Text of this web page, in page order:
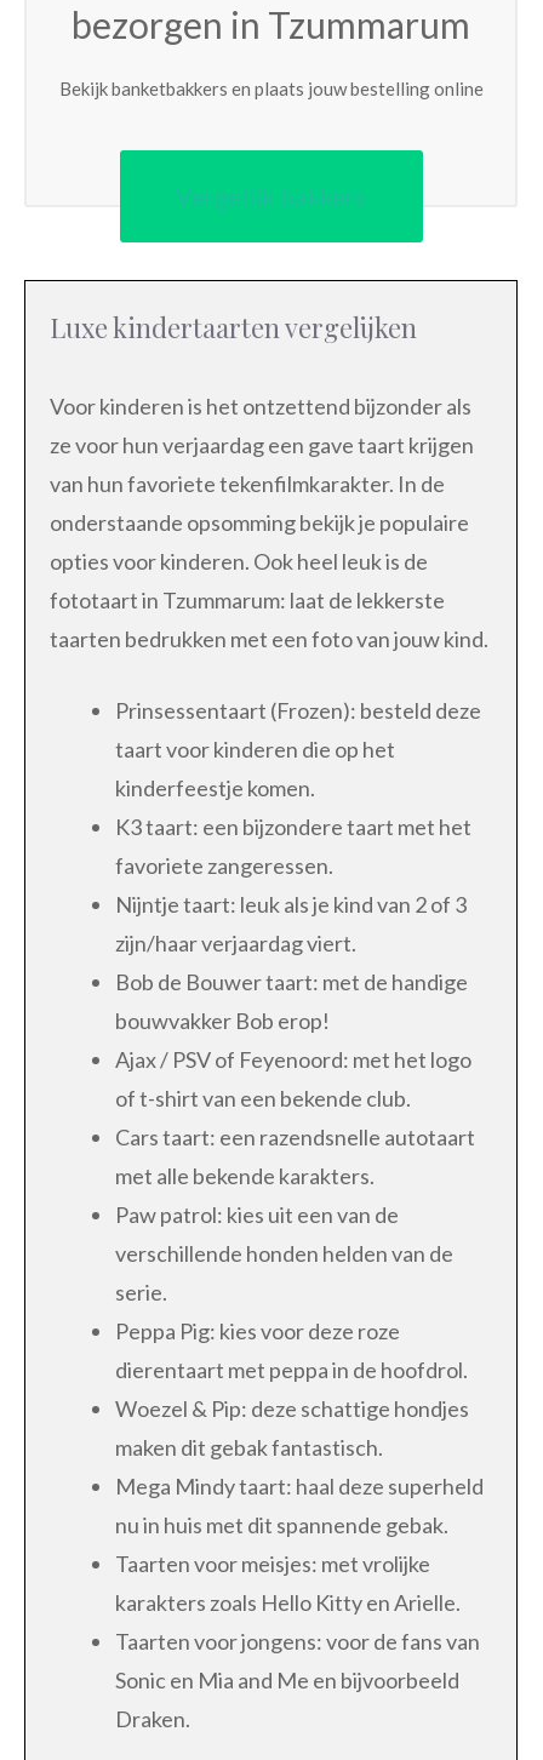
bezorgen in Tzummarum
Bekijk banketbakkers en plaats jouw bestelling online
Vergelijk bakkers
Luxe kindertaarten vergelijken
Voor kinderen is het ontzettend bijzonder als
ze voor hun verjaardag een gave taart krijgen
van hun favoriete tekenfilmkarakter. In de
onderstaande opsomming bekijk je populaire
opties voor kinderen. Ook heel leuk is de
fototaart in Tzummarum: laat de lekkerste
taarten bedrukken met een foto van jouw kind.
Prinsessentaart (Frozen): besteld deze
taart voor kinderen die op het
kinderfeestje komen.
K3 taart: een bijzondere taart met het
favoriete zangeressen.
Nijntje taart: leuk als je kind van 2 of 3
zijn/haar verjaardag viert.
Bob de Bouwer taart: met de handige
bouwvakker Bob erop!
Ajax / PSV of Feyenoord: met het logo
of t-shirt van een bekende club.
Cars taart: een razendsnelle autotaart
met alle bekende karakters.
Paw patrol: kies uit een van de
verschillende honden helden van de
serie.
Peppa Pig: kies voor deze roze
dierentaart met peppa in de hoofdrol.
Woezel & Pip: deze schattige hondjes
maken dit gebak fantastisch.
Mega Mindy taart: haal deze superheld
nu in huis met dit spannende gebak.
Taarten voor meisjes: met vrolijke
karakters zoals Hello Kitty en Arielle.
Taarten voor jongens: voor de fans van
Sonic en Mia and Me en bijvoorbeeld
Draken.